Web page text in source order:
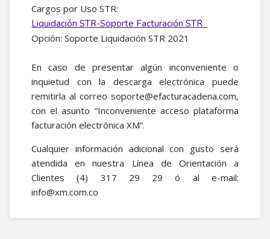
Cargos por Uso STR:
Liquidación STR-Soporte Facturación STR
Opción: Soporte Liquidación STR 2021
En caso de presentar algún inconveniente o
inquietud con la descarga electrónica puede
remitirla al correo soporte@efacturacadena.com,
con el asunto “Inconveniente acceso plataforma
facturación electrónica XM”.
Cualquier información adicional con gusto será
atendida en nuestra Línea de Orientación a
Clientes (4) 317 29 29 ó al e-mail:
info@xm.com.co